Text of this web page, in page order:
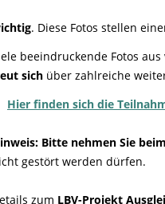
. Diese Fotos stellen
beeindruckende Fotos
sich über zahlreiche
Hier finden sich die
Bitte nehmen Sie
gestört werden dürfen.
zum LBV-Projekt